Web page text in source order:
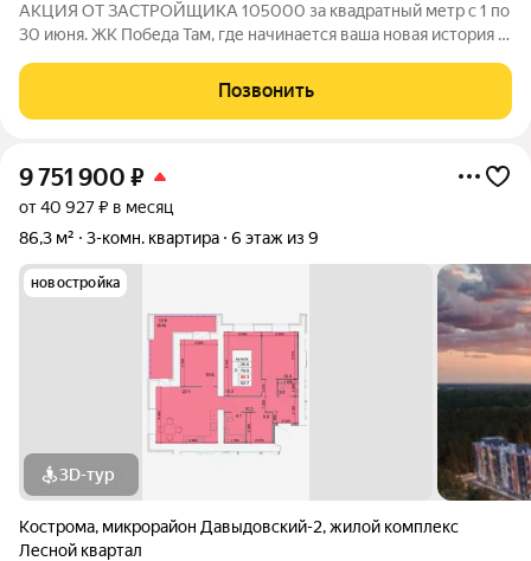
АКЦИЯ ОТ ЗАСТРОЙЩИКА 105000 за квадратный метр с 1 по
30 июня. ЖК Победа Там, где начинается ваша новая история 1.
современный 5-этажный кирпичный дом на 49 квартир,
созданный в формате уютного
Позвонить
9 751 900 ₽
от 40 927 ₽ в месяц
86,3 м²
3-комн. квартира 6 этаж из 9
новостройка
3D-тур
Кострома, микрорайон Давыдовский-2,жилой комплекс
Лесной квартал